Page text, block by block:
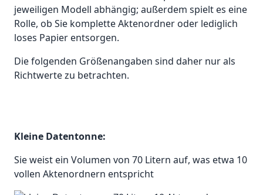
jeweiligen Modell abhängig; außerdem spielt es eine
Rolle, ob Sie komplette Aktenordner oder lediglich
loses Papier entsorgen.
Die folgenden Größenangaben sind daher nur als
Richtwerte zu betrachten.
Kleine Datentonne:
Sie weist ein Volumen von 70 Litern auf, was etwa 10
vollen Aktenordnern entspricht